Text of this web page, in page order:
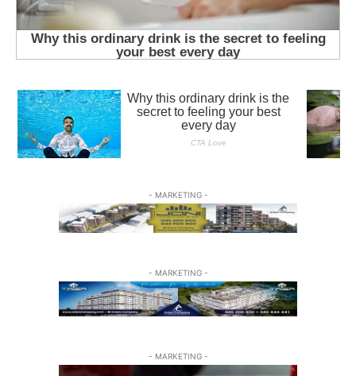
- MARKETING -
- MARKETING -
- MARKETING -